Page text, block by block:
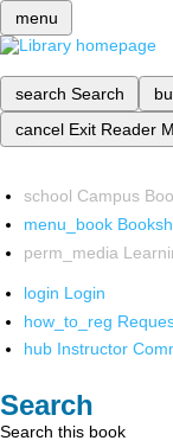
menu
search Search
cancel Exit Reader
school Campus
menu_book
perm_media
login Login
how_to_reg
hub Instructor
Search
Search this book